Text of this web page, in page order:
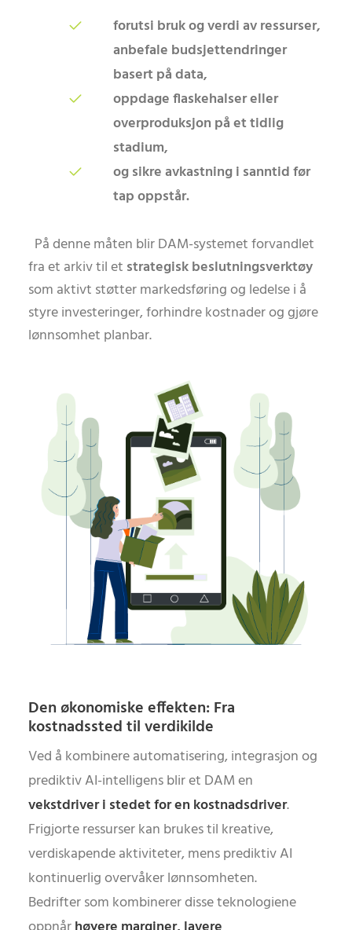
forutsi bruk og verdi av ressurser,
anbefale budsjettendringer
basert på data,
oppdage flaskehalser eller
overproduksjon på et tidlig
stadium,
og sikre avkastning i sanntid før
tap oppstår.
På denne måten blir DAM-systemet forvandlet
fra et arkiv til et strategisk beslutningsverktøy
som aktivt støtter markedsføring og ledelse i å
styre investeringer, forhindre kostnader og gjøre
lønnsomhet planbar.
Den økonomiske effekten: Fra
kostnadssted til verdikilde
Ved å kombinere automatisering, integrasjon og
prediktiv AI-intelligens blir et DAM en
vekstdriver i stedet for en kostnadsdriver.
Frigjorte ressurser kan brukes til kreative,
verdiskapende aktiviteter, mens prediktiv AI
kontinuerlig overvåker lønnsomheten.
Bedrifter som kombinerer disse teknologiene